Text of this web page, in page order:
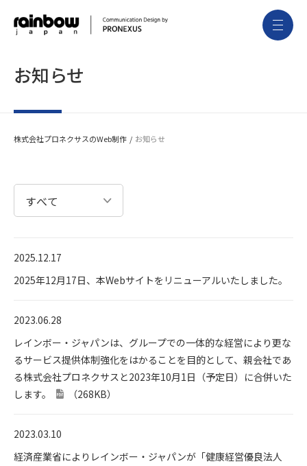
お知らせ
株式会社プロネクサスのWeb制作 お知らせ
2025.12.17
2025年12月17日、本Webサイトをリニューアルいたしました。
2023.06.28
レインボー・ジャパンは、グループでの一体的な経営により更な
るサービス提供体制強化をはかることを目的として、親会社であ
る株式会社プロネクサスと2023年10月1日（予定日）に合併いた
します。
（268KB）
2023.03.10
経済産業省によりレインボー・ジャパンが「健康経営優良法人